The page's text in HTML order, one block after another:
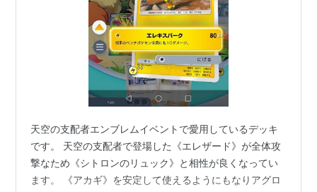
天空の支配者エンブレムイベントで愛用しているデッキ
です。 天空の支配者で登場した《エレザード》が全体攻
撃なため《シトロンのリュック》と相性が良くなってい
ます。 《アカギ》を安定して使えるようにもなりアグロ